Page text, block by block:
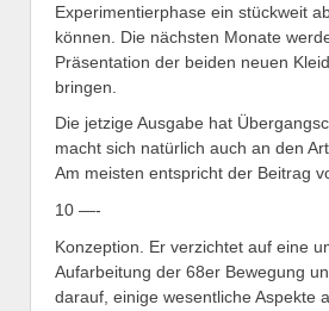
Experimentierphase ein stückweit
können. Die nächsten Monate
Präsentation der beiden neuen
bringen.
Die jetzige Ausgabe hat
macht sich natürlich auch an den
Am meisten entspricht der Beitrag
10 —-
Konzeption. Er verzichtet auf eine
Aufarbeitung der 68er Bewegung
darauf, einige wesentliche Aspekte